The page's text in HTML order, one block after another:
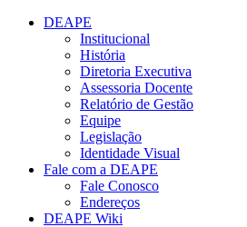
Conteúdo principal
DEAPE
Institucional
História
Diretoria Executiva
Assessoria Docente
Relatório de Gestão
Equipe
Legislação
Identidade Visual
Fale com a DEAPE
Fale Conosco
Endereços
DEAPE Wiki